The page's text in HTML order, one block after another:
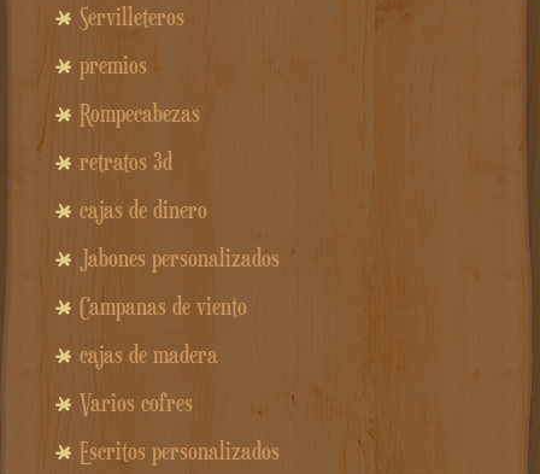
Servilleteros
premios
Rompecabezas
retratos 3d
cajas de dinero
Jabones personalizados
Campanas de viento
cajas de madera
Varios cofres
Escritos personalizados